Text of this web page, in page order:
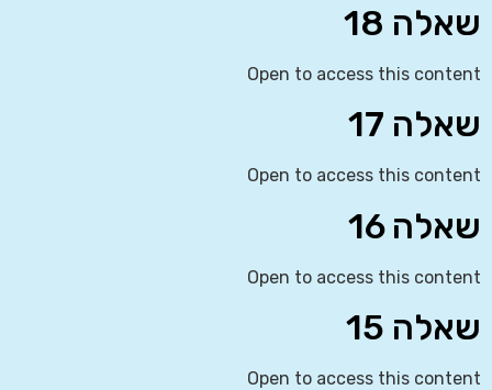
שאלה 18
Open to access this content
שאלה 17
Open to access this content
שאלה 16
Open to access this content
שאלה 15
Open to access this content